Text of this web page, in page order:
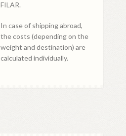
FILAR.
In case of shipping abroad,
the costs (depending on the
weight and destination) are
calculated individually.